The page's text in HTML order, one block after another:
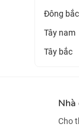
Đông bắc
Tây nam
Tây bắc
Nhà
Cho